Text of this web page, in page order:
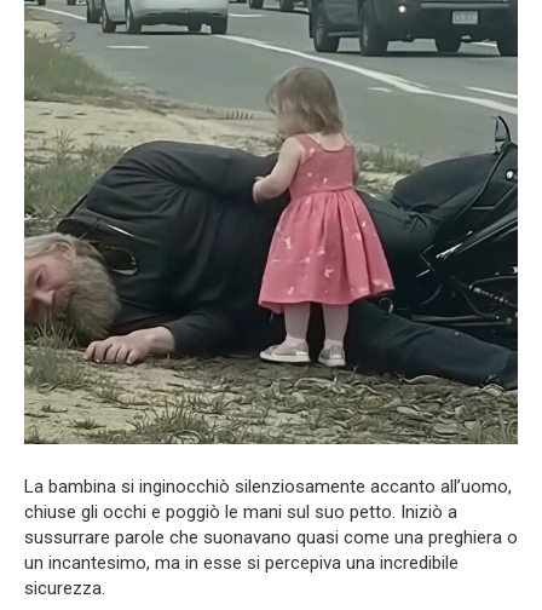
La bambina si inginocchiò silenziosamente accanto all’uomo,
chiuse gli occhi e poggiò le mani sul suo petto. Iniziò a
sussurrare parole che suonavano quasi come una preghiera o
un incantesimo, ma in esse si percepiva una incredibile
sicurezza.